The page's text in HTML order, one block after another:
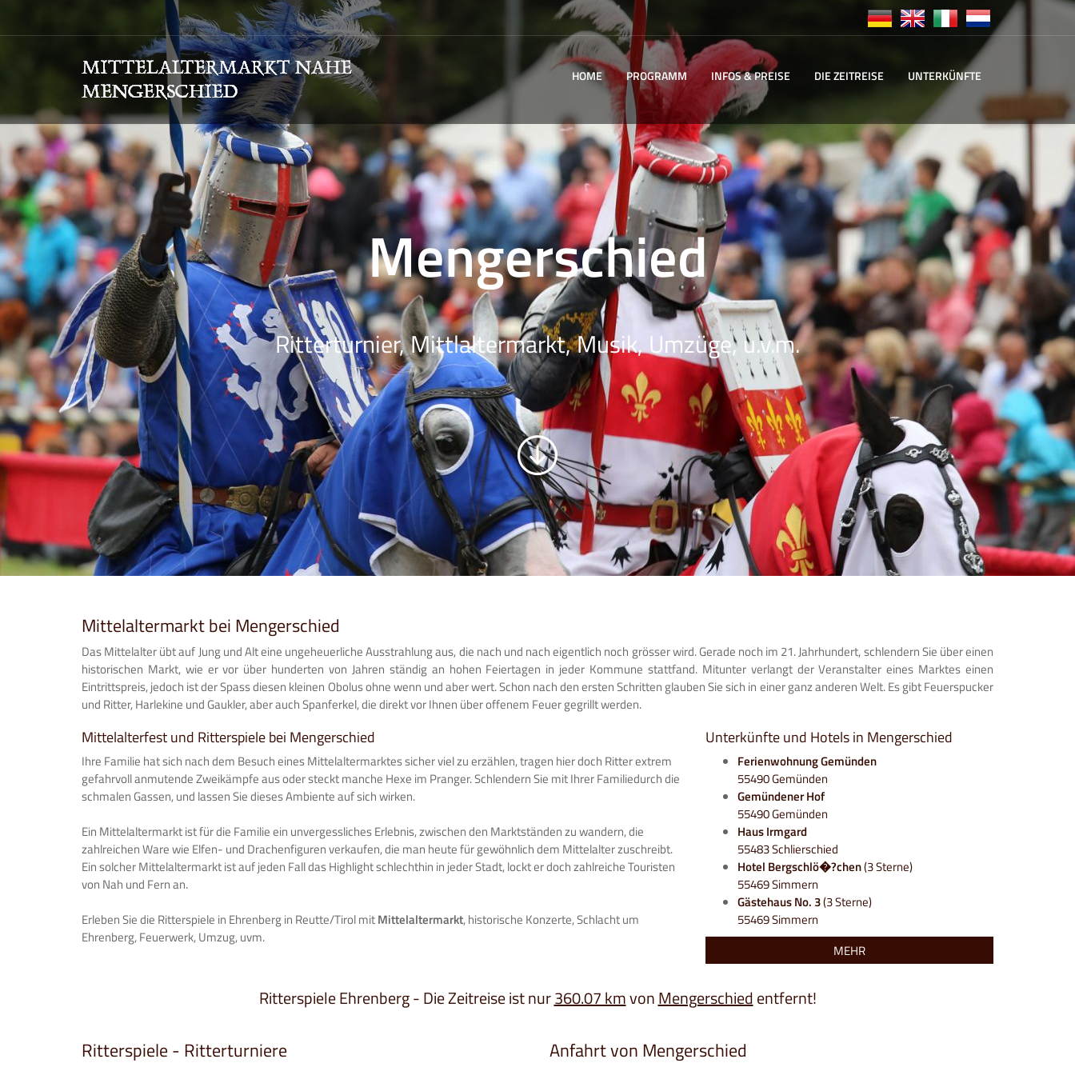
HOME PROGRAMM INFOS & PREISE DIE ZEITREISE UNTERKÜNFTE
Mengerschied
Ritterturnier, Mittlaltermarkt, Musik, Umzüge, u.v.m.
Mittelaltermarkt bei Mengerschied
Das Mittelalter übt auf Jung und Alt eine ungeheuerliche Ausstrahlung aus, die nach und nach eigentlich noch grösser wird. Gerade noch im 21. Jahrhundert, schlendern Sie über einen
historischen Markt, wie er vor über hunderten von Jahren ständig an hohen Feiertagen in jeder Kommune stattfand. Mitunter verlangt der Veranstalter eines Marktes einen
Eintrittspreis, jedoch ist der Spass diesen kleinen Obolus ohne wenn und aber wert. Schon nach den ersten Schritten glauben Sie sich in einer ganz anderen Welt. Es gibt Feuerspucker
und Ritter, Harlekine und Gaukler, aber auch Spanferkel, die direkt vor Ihnen über offenem Feuer gegrillt werden.
Mittelalterfest und Ritterspiele bei Mengerschied
Ihre Familie hat sich nach dem Besuch eines Mittelaltermarktes sicher viel zu erzählen, tragen hier doch Ritter extrem
gefahrvoll anmutende Zweikämpfe aus oder steckt manche Hexe im Pranger. Schlendern Sie mit Ihrer Familiedurch die
schmalen Gassen, und lassen Sie dieses Ambiente auf sich wirken.
Ein Mittelaltermarkt ist für die Familie ein unvergessliches Erlebnis, zwischen den Marktständen zu wandern, die
zahlreichen Ware wie Elfen- und Drachenfiguren verkaufen, die man heute für gewöhnlich dem Mittelalter zuschreibt.
Ein solcher Mittelaltermarkt ist auf jeden Fall das Highlight schlechthin in jeder Stadt, lockt er doch zahlreiche Touristen
von Nah und Fern an.
Erleben Sie die Ritterspiele in Ehrenberg in Reutte/Tirol mitMittelaltermarkt, historische Konzerte, Schlacht um
Ehrenberg, Feuerwerk, Umzug, uvm.
Unterkünfte und Hotels in Mengerschied
Ferienwohnung Gemünden
55490 Gemünden
Gemündener Hof
55490 Gemünden
Haus Irmgard
55483 Schlierschied
Hotel Bergschlö�?chen(3 Sterne)
55469 Simmern
Gästehaus No. 3(3 Sterne)
55469 Simmern
MEHR
Ritterspiele Ehrenberg - Die Zeitreise ist nur360.07 kmvonMengerschiedentfernt!
Ritterspiele - Ritterturniere Anfahrt von Mengerschied